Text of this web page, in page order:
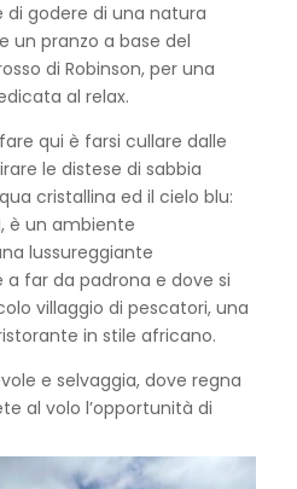
godere di una natura
un pranzo a base del
di Robinson, per una
al relax.
qui è farsi cullare dalle
le distese di sabbia
cristallina ed il cielo blu:
è un ambiente
lussureggiante
far da padrona e dove si
villaggio di pescatori, una
in stile africano.
e selvaggia, dove regna
al volo l’opportunità di